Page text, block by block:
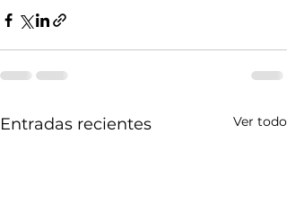
Entradas recientes Ver todo